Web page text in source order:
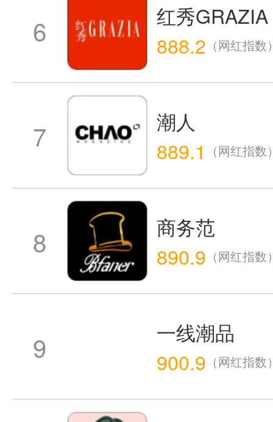
6
红秀GRAZIA
888.2 （网红指数
7
潮人
889.1
（网红指数
8
商务范
890.9 （网红指数
9
一线潮品
900.9 （网红指数